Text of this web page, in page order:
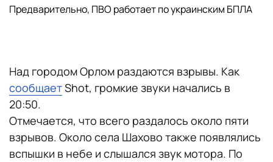
Предварительно, ПВО работает по украинским БПЛА
Над городом Орлом раздаются взрывы. Как
сообщаетShot, громкие звуки начались в
20:50.
Отмечается, что всего раздалось около пяти
взрывов. Около села Шахово также появлялись
вспышки в небе и слышался звук мотора. По